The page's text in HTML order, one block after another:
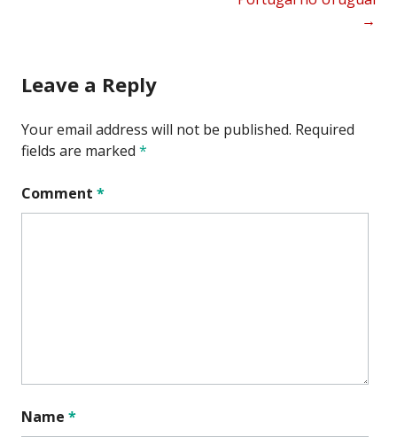
→
Leave a Reply
Your email address will not be published. Required
fields are marked *
Comment *
Name *